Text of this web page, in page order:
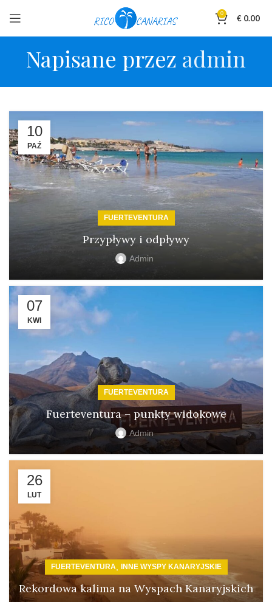
0 € 0.00
Napisane przez admin
10
PAŹ
FUERTEVENTURA
Przypływy i odpływy
Admin
07
KWI
FUERTEVENTURA
Fuerteventura – punkty widokowe
Admin
26
LUT
FUERTEVENTURA, INNE WYSPY KANARYJSKIE
Rekordowa kalima na Wyspach Kanaryjskich